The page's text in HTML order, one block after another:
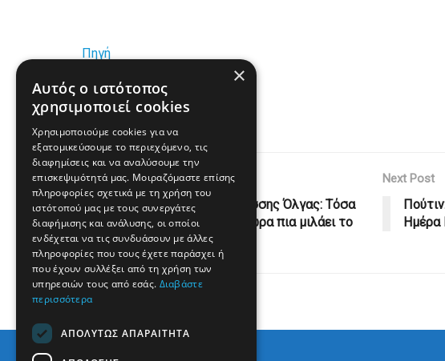
Πηγή
www.enikos.gr
Previous Post
Μπακογιάννης για Βασιλίσσης Όλγας: Τόσα
χρόνια μίλησαν πολλοί, τώρα πια μιλάει το
έργο
Next Post
Ημέρα
×
Αυτός ο ιστότοπος
χρησιμοποιεί cookies
Χρησιμοποιούμε cookies για να
εξατομικεύσουμε το περιεχόμενο, τις
διαφημίσεις και να αναλύσουμε την
επισκεψιμότητά μας. Μοιραζόμαστε επίσης
πληροφορίες σχετικά με τη χρήση του
ιστότοπού μας με τους συνεργάτες
διαφήμισης και ανάλυσης, οι οποίοι
ενδέχεται να τις συνδυάσουν με άλλες
πληροφορίες που τους έχετε παράσχει ή
που έχουν συλλέξει από τη χρήση των
υπηρεσιών τους από εσάς. Διαβάστε
περισσότερα
ΑΠΟΛΎΤΩΣ ΑΠΑΡΑΊΤΗΤΑ